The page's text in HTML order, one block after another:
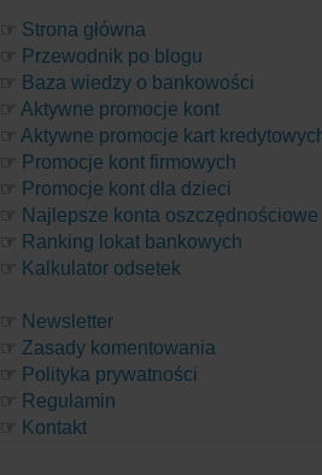
☞ Strona główna
☞ Przewodnik po blogu
☞ Baza wiedzy o bankowości
☞ Aktywne promocje kont
☞ Aktywne promocje kart
☞ Promocje kont firmowych
☞ Promocje kont dla dzieci
☞ Najlepsze konta oszczędnościowe
☞ Ranking lokat bankowych
☞ Kalkulator odsetek
☞ Newsletter
☞ Zasady komentowania
☞ Polityka prywatności
☞ Regulamin
☞ Kontakt